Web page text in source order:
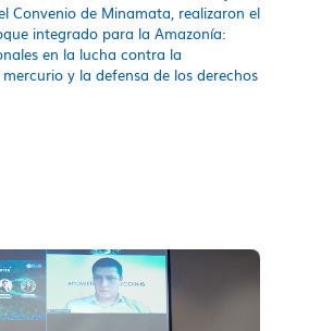
Convenio de Minamata, realizaron el
integrado para la Amazonía:
en la lucha contra la
y la defensa de los derechos